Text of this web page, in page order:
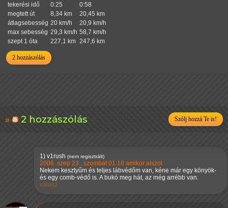
tekerési idő
0:25
0:58
megtett út
8,34 km
20,45 km
átlagsebesség 20 km/h
20,9 km/h
max sebesség 29,3 km/h 58,7 km/h
szept 1 óta
227,1 km 247,6 km
2 hozzászólás
2 hozzászólás Szólj hozzá Te is!
1) v1rush (nem regisztrált)
2006. szep 23., szombat 01:18 amikor alszol
Nekem kesztyűm és teljes lábvédőm van, kéne már egy könyök-
és egy comb-védő is. A bukó meg hát, az még arrébb van.
válasz